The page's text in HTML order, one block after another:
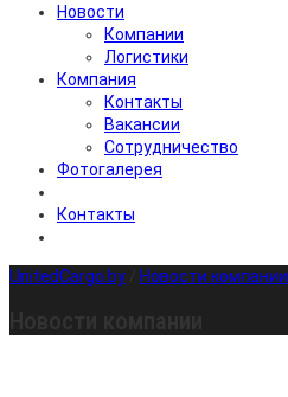
Новости
Компании
Логистики
Компания
Контакты
Вакансии
Сотрудничество
Фотогалерея
Контакты
UnitedCargo.by Новости компании